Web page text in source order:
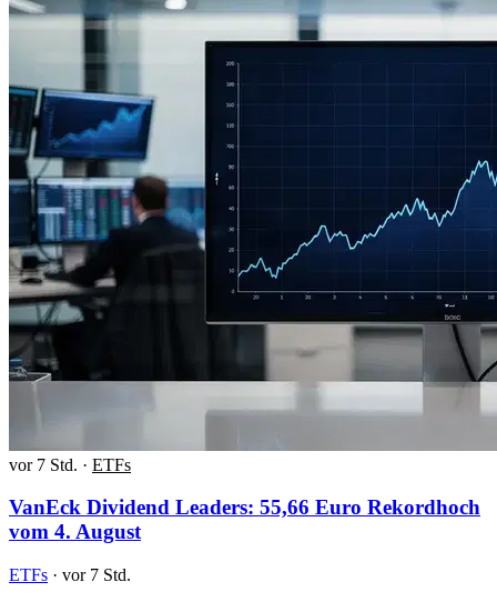
vor 7 Std. · ETFs
VanEck Dividend Leaders: 55,66 Euro Rekordhoch
vom 4. August
ETFs · vor 7 Std.